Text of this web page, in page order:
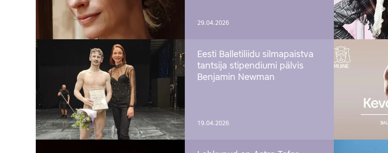
29.04.2026
Eesti Balletiliidu silmapaistva
tantsija stipendiumi pälvis
Benjamin Newman
19.04.2026